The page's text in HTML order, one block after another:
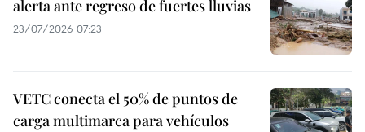
alerta ante regreso de fuertes lluvias
23/07/2026 07:23
VETC conecta el 50% de puntos de
carga multimarca para vehículos